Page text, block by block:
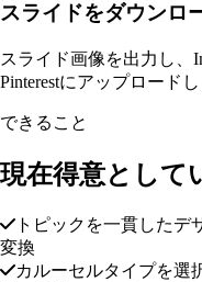
スライドをダウンロ
スライド画像を出力し、
Pinterestにアップロードし
できること
現在得意として
トピックを一貫したデ
変換
カルーセルタイプを選